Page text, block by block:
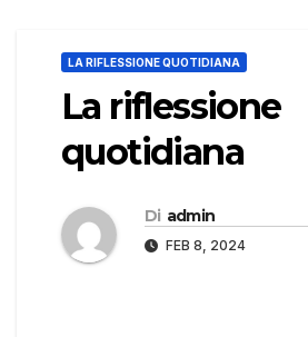
LA RIFLESSIONE QUOTIDIANA
La riflessione
quotidiana
Di admin
FEB 8, 2024